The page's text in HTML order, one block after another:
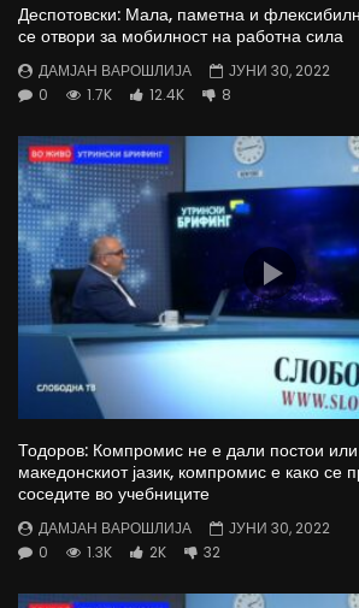
Деспотовски: Мала, паметна и
се отвори за мобилност на работна сила
ДАМЈАН ВАРОШЛИЈА
ЈУНИ 30, 2022
0
1.7K 12.4K 8
Тодоров: Компромис не е дали постои
македонскиот јазик, компромис е како се
соседите во учебниците
ДАМЈАН ВАРОШЛИЈА
ЈУНИ 30, 2022
0
1.3K 2K 32